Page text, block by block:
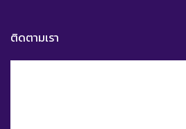
ติดตามเรา